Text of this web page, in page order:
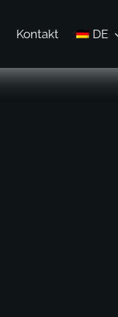
Kontakt DE